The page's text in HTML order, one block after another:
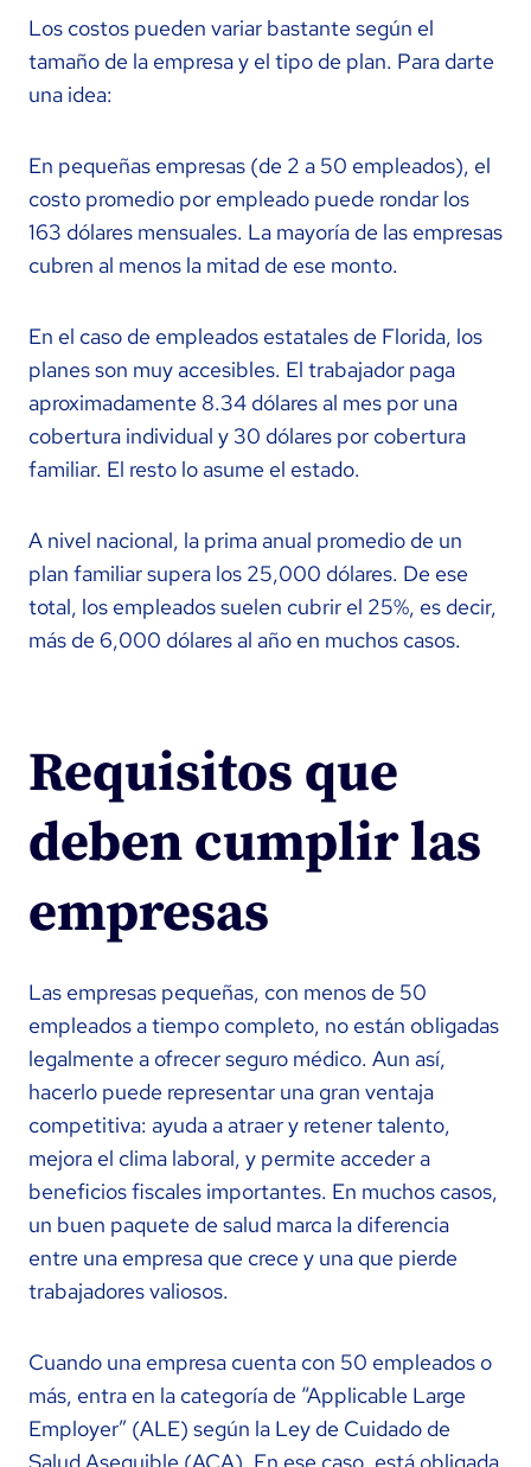
Los costos pueden variar bastante según el
tamaño de la empresa y el tipo de plan. Para darte
una idea:
En pequeñas empresas (de 2 a 50 empleados), el
costo promedio por empleado puede rondar los
163 dólares mensuales. La mayoría de las empresas
cubren al menos la mitad de ese monto.
En el caso de empleados estatales de Florida, los
planes son muy accesibles. El trabajador paga
aproximadamente 8.34 dólares al mes por una
cobertura individual y 30 dólares por cobertura
familiar. El resto lo asume el estado.
A nivel nacional, la prima anual promedio de un
plan familiar supera los 25,000 dólares. De ese
total, los empleados suelen cubrir el 25%, es decir,
más de 6,000 dólares al año en muchos casos.
Requisitos que
deben cumplir las
empresas
Las empresas pequeñas, con menos de 50
empleados a tiempo completo, no están obligadas
legalmente a ofrecer seguro médico. Aun así,
hacerlo puede representar una gran ventaja
competitiva: ayuda a atraer y retener talento,
mejora el clima laboral, y permite acceder a
beneficios fiscales importantes. En muchos casos,
un buen paquete de salud marca la diferencia
entre una empresa que crece y una que pierde
trabajadores valiosos.
Cuando una empresa cuenta con 50 empleados o
más, entra en la categoría de “Applicable Large
Employer” (ALE) según la Ley de Cuidado de